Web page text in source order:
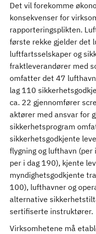
Det vil forekomme
konsekvenser for
rapporteringsplikten.
første rekke gjelder det
luftfartsselskaper og
fraktleverandører med
omfatter det 47
lag 110
ca. 22 gjennomfører
aktører med ansvar for
sikkerhetsprogram
sikkerhetsgodkjente
flygning og lufthavn (per
per i dag 190), kjente
myndighetsgodkjente
100), lufthavner og
alternative
sertifiserte instruktører.
Virksomhetene må